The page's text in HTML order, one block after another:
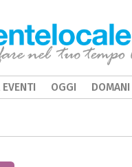
OGGI DOMANI